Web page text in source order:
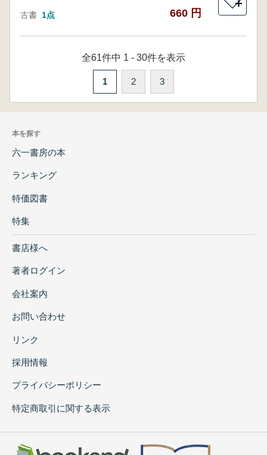
古書 1点 660 円
＋
全61件中 1 - 30件を表示
1 2 3
本を探す
六一書房の本
ランキング
特価図書
特集
書店様へ
著者ログイン
会社案内
お問い合わせ
リンク
採用情報
プライバシーポリシー
特定商取引に関する表示